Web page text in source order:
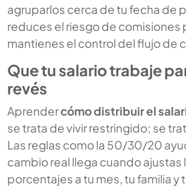
agruparlos cerca de tu fecha de
reduces el riesgo de comisiones
mantienes el control del flujo de
Que tu salario trabaje
revés
Aprendercómo distribuir el
se trata de vivir restringido; se
Las reglas como la 50/30/20
cambio real llega cuando ajustas
porcentajes a tu mes, tu familia y